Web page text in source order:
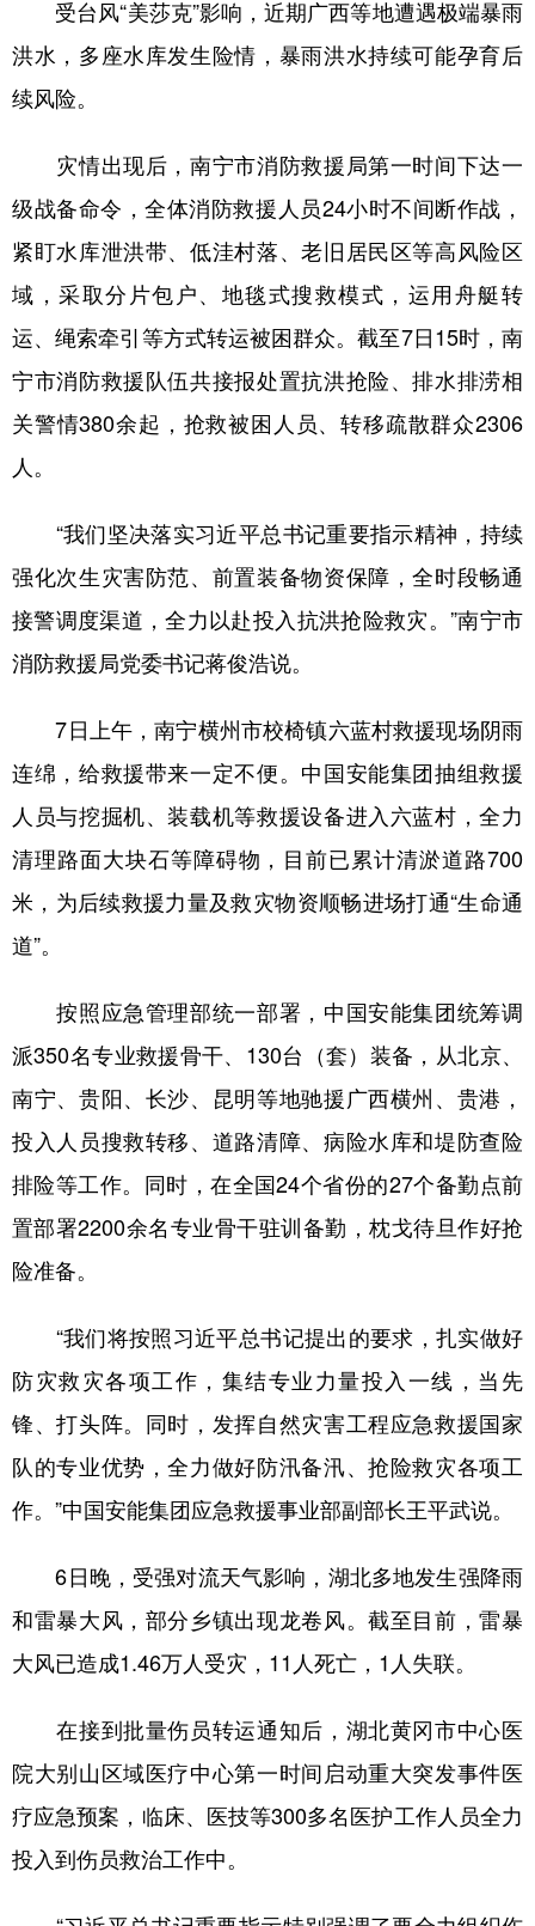
受台风“美莎克”影响，近期广西等地遭遇极端暴雨
洪水，多座水库发生险情，暴雨洪水持续可能孕育后
续风险。
灾情出现后，南宁市消防救援局第一时间下达一
级战备命令，全体消防救援人员24小时不间断作战，
紧盯水库泄洪带、低洼村落、老旧居民区等高风险区
域，采取分片包户、地毯式搜救模式，运用舟艇转
运、绳索牵引等方式转运被困群众。截至7日15时，南
宁市消防救援队伍共接报处置抗洪抢险、排水排涝相
关警情380余起，抢救被困人员、转移疏散群众2306
人。
“我们坚决落实习近平总书记重要指示精神，持续
强化次生灾害防范、前置装备物资保障，全时段畅通
接警调度渠道，全力以赴投入抗洪抢险救灾。”南宁市
消防救援局党委书记蒋俊浩说。
7日上午，南宁横州市校椅镇六蓝村救援现场阴雨
连绵，给救援带来一定不便。中国安能集团抽组救援
人员与挖掘机、装载机等救援设备进入六蓝村，全力
清理路面大块石等障碍物，目前已累计清淤道路700
米，为后续救援力量及救灾物资顺畅进场打通“生命通
道”。
按照应急管理部统一部署，中国安能集团统筹调
派350名专业救援骨干、130台（套）装备，从北京、
南宁、贵阳、长沙、昆明等地驰援广西横州、贵港，
投入人员搜救转移、道路清障、病险水库和堤防查险
排险等工作。同时，在全国24个省份的27个备勤点前
置部署2200余名专业骨干驻训备勤，枕戈待旦作好抢
险准备。
“我们将按照习近平总书记提出的要求，扎实做好
防灾救灾各项工作，集结专业力量投入一线，当先
锋、打头阵。同时，发挥自然灾害工程应急救援国家
队的专业优势，全力做好防汛备汛、抢险救灾各项工
作。”中国安能集团应急救援事业部副部长王平武说。
6日晚，受强对流天气影响，湖北多地发生强降雨
和雷暴大风，部分乡镇出现龙卷风。截至目前，雷暴
大风已造成1.46万人受灾，11人死亡，1人失联。
在接到批量伤员转运通知后，湖北黄冈市中心医
院大别山区域医疗中心第一时间启动重大突发事件医
疗应急预案，临床、医技等300多名医护工作人员全力
投入到伤员救治工作中。